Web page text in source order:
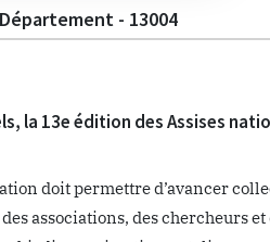
- 13004
la 13e édition des Assises
doit permettre d’avancer
associations, des chercheurs